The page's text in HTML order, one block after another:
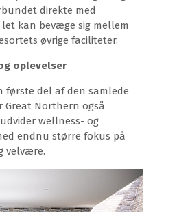
direkte med
kan bevæge sig mellem
øvrige faciliteter.
oplevelser
første del af den samlede
Great Northern også
wellness- og
endnu større fokus på
velvære.